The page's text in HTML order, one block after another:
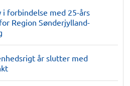
i forbindelse med 25-års
Region Sønderjylland-
år slutter med